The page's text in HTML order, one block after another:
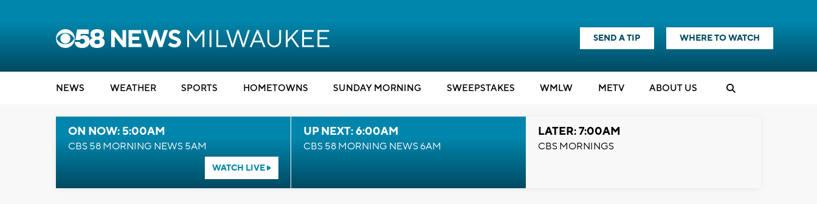
SEND A TIP WHERE TO WATCH
NEWS WEATHER SPORTS HOMETOWNS SUNDAY MORNING SWEEPSTAKES WMLW METV ABOUT US
ON NOW: 5:00AM
CBS 58 MORNING NEWS 5AM
WATCH LIVE
UP NEXT: 6:00AM
CBS 58 MORNING NEWS 6AM
LATER: 7:00AM
CBS MORNINGS